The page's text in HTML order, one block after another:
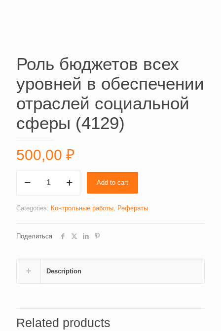
Роль бюджетов всех
уровней в обеспечении
отраслей социальной
сферы (4129)
500,00 ₽
бюджетов
уровней
отраслей
(4129)
Add to cart
Categories: Контрольные работы, Рефераты
Поделиться
Description
Related products